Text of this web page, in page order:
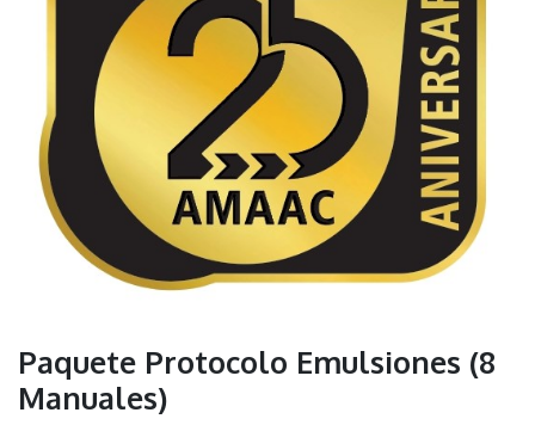
Paquete Protocolo Emulsiones (8
Manuales)